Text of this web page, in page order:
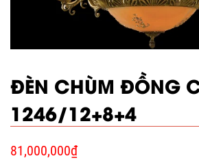
ĐÈN CHÙM ĐỒNG
1246/12+8+4
81,000,000₫